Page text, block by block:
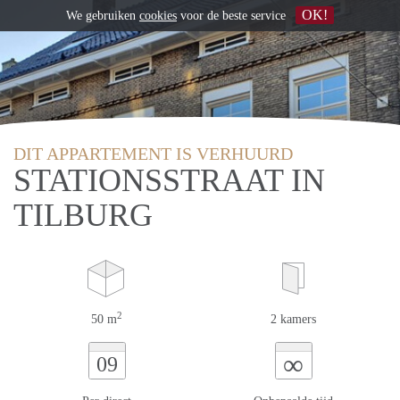
DIT APPARTEMENT IS VERHUURD
STATIONSSTRAAT IN
TILBURG
50 m2 2 kamers
09 ∞
We gebruiken cookies voor de beste service OK!